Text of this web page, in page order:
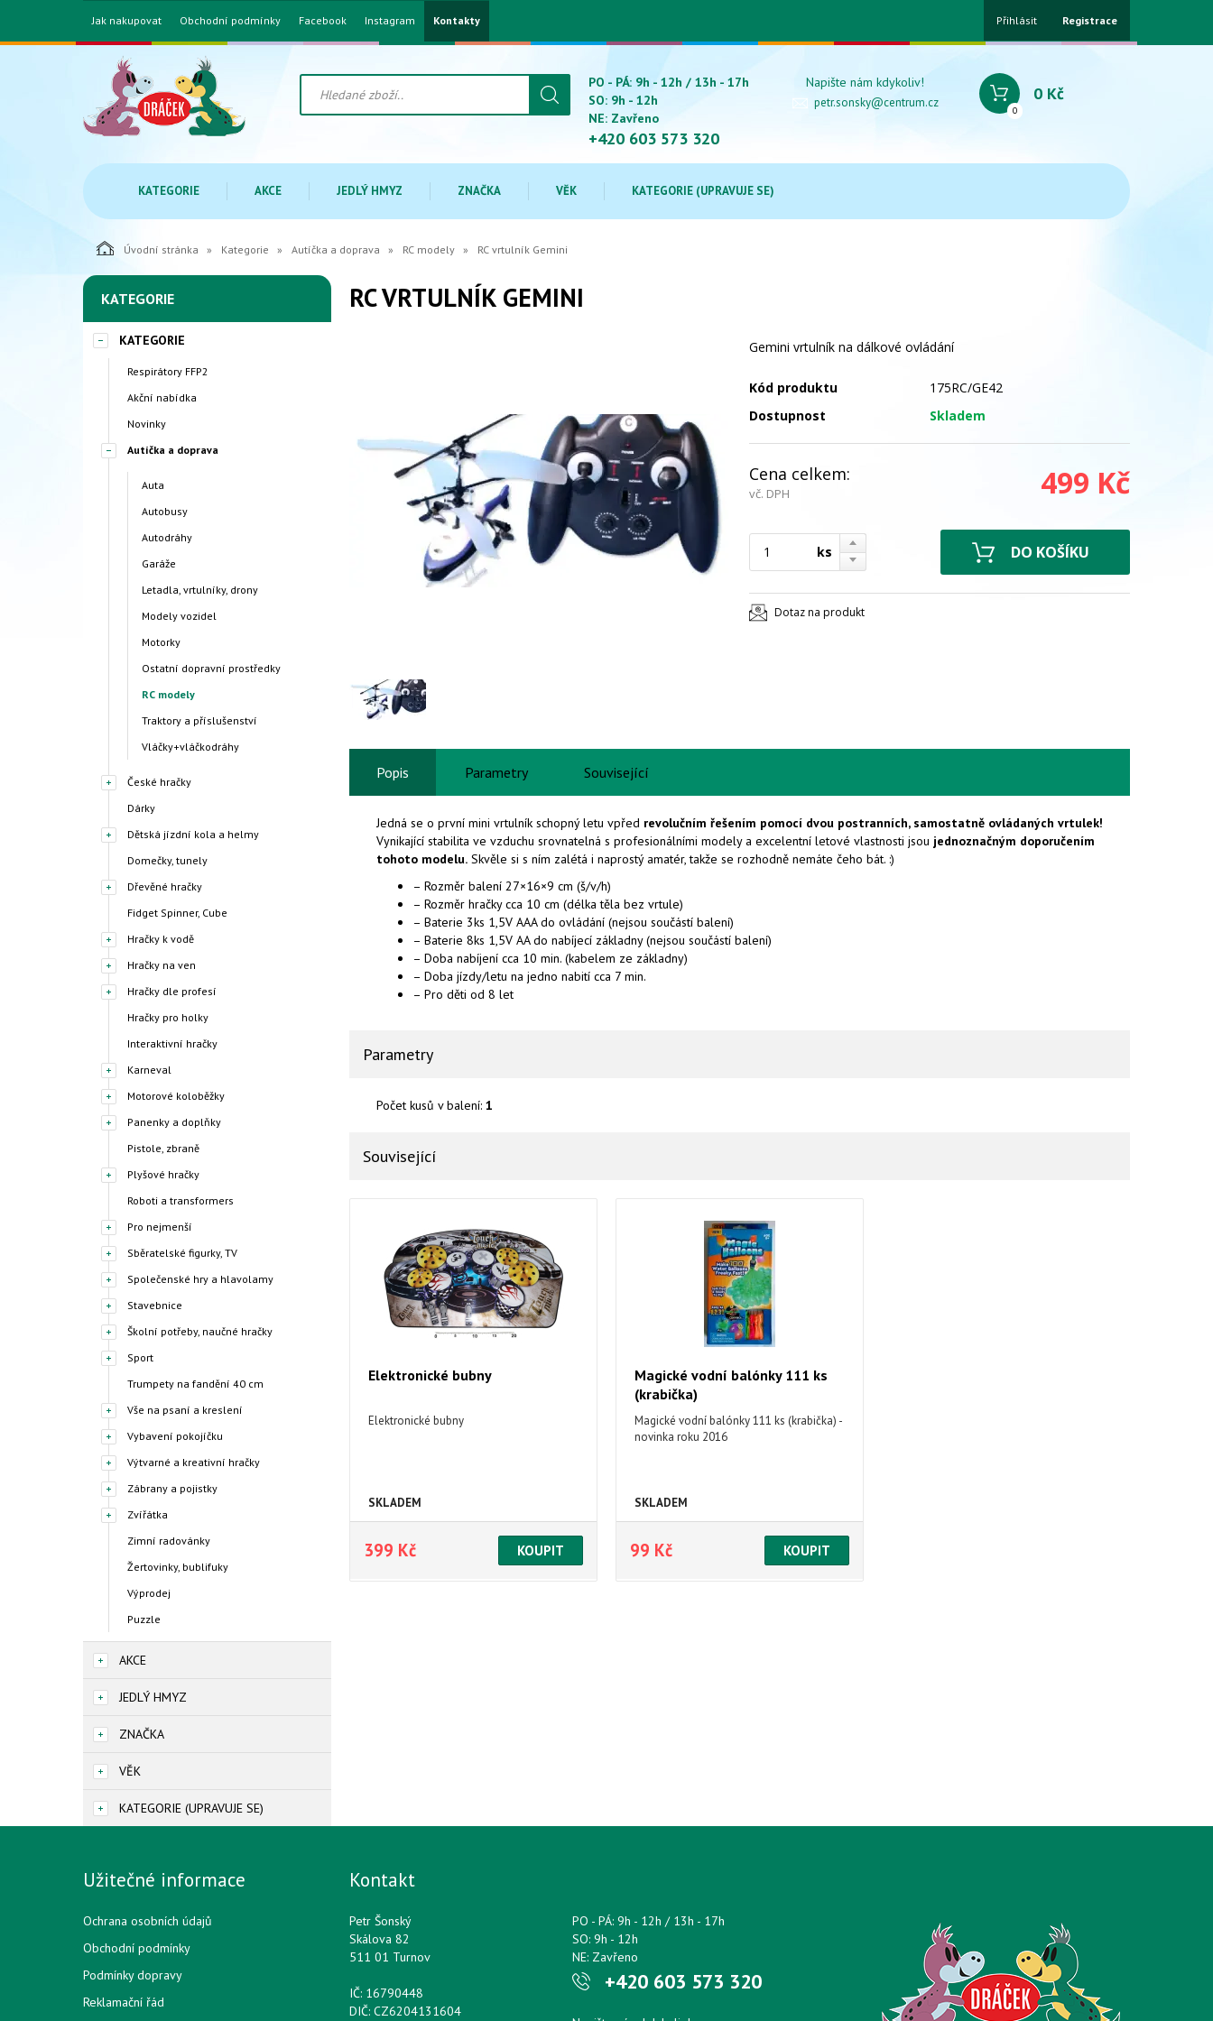
Jak nakupovat Obchodní podmínky Facebook Instagram Kontakty Přihlásit Registrace
PO - PÁ: 9h - 12h / 13h - 17h
SO: 9h - 12h
NE: Zavřeno
+420 603 573 320
Napište nám kdykoliv!
petr.sonsky@centrum.cz
0
0 Kč
KATEGORIE AKCE JEDLÝ HMYZ ZNAČKA VĚK KATEGORIE (UPRAVUJE SE)
Úvodní stránka Kategorie Autíčka a doprava RC modely RC vrtulník Gemini
KATEGORIE
KATEGORIE
Respirátory FFP2
Akční nabídka
Novinky
Autíčka a doprava
Auta
Autobusy
Autodráhy
Garáže
Letadla, vrtulníky, drony
Modely vozidel
Motorky
Ostatní dopravní prostředky
RC modely
Traktory a příslušenství
Vláčky+vláčkodráhy
České hračky
Dárky
Dětská jízdní kola a helmy
Domečky, tunely
Dřevěné hračky
Fidget Spinner, Cube
Hračky k vodě
Hračky na ven
Hračky dle profesí
Hračky pro holky
Interaktivní hračky
Karneval
Motorové koloběžky
Panenky a doplňky
Pistole, zbraně
Plyšové hračky
Roboti a transformers
Pro nejmenší
Sběratelské figurky, TV
Společenské hry a hlavolamy
Stavebnice
Školní potřeby, naučné hračky
Sport
Trumpety na fandění 40 cm
Vše na psaní a kreslení
Vybavení pokojíčku
Výtvarné a kreativní hračky
Zábrany a pojistky
Zvířátka
Zimní radovánky
Žertovinky, bublifuky
Výprodej
Puzzle
AKCE
JEDLÝ HMYZ
ZNAČKA
VĚK
KATEGORIE (UPRAVUJE SE)
RC VRTULNÍK GEMINI
Gemini vrtulník na dálkové ovládání
Kód produktu
175RC/GE42
Dostupnost
Skladem
Cena celkem:
vč. DPH 499 Kč
ks
Dotaz na produkt
Popis Parametry Související
Jedná se o první mini vrtulník schopný letu vpřed revolučním řešením pomocí dvou postranních, samostatně ovládaných vrtulek!
Vynikající stabilita ve vzduchu srovnatelná s profesionálními modely a excelentní letové vlastnosti jsou jednoznačným doporučením
tohoto modelu. Skvěle si s ním zalétá i naprostý amatér, takže se rozhodně nemáte čeho bát. :)
– Rozměr balení 27×16×9 cm (š/v/h)
– Rozměr hračky cca 10 cm (délka těla bez vrtule)
– Baterie 3ks 1,5V AAA do ovládání (nejsou součástí balení)
– Baterie 8ks 1,5V AA do nabíjecí základny (nejsou součástí balení)
– Doba nabíjení cca 10 min. (kabelem ze základny)
– Doba jízdy/letu na jedno nabití cca 7 min.
– Pro děti od 8 let
Parametry
Počet kusů v balení: 1
Související
Elektronické bubny
Elektronické bubny
SKLADEM
399 Kč
Magické vodní balónky 111 ks
(krabička)
Magické vodní balónky 111 ks (krabička) -
novinka roku 2016
SKLADEM
99 Kč
Užitečné informace
Ochrana osobních údajů
Obchodní podmínky
Podmínky dopravy
Reklamační řád
Kontakt
Petr Šonský
Skálova 82
511 01 Turnov
IČ: 16790448
DIČ: CZ6204131604
PO - PÁ: 9h - 12h / 13h - 17h
SO: 9h - 12h
NE: Zavřeno
+420 603 573 320